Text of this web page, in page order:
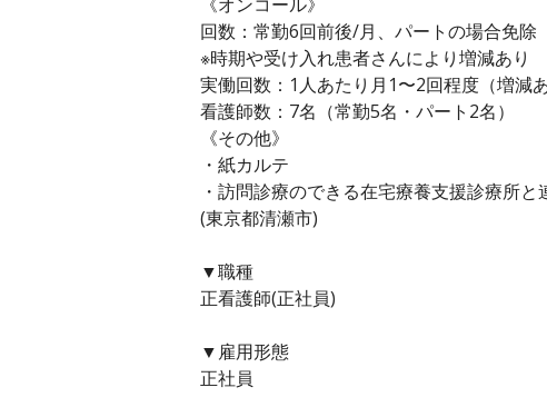
回数：常勤6回前後/月、パートの場合免除
※時期や受け入れ患者さんにより増減あり
実働回数：1人あたり月1〜2回程度（増減あ
看護師数：7名（常勤5名・パート2名）
《その他》
・紙カルテ
・訪問診療のできる在宅療養支援診療所と
(東京都清瀬市)
▼職種
正看護師(正社員)
▼雇用形態
正社員